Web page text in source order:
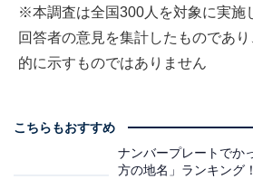
※本調査は全国300人を対象に実施
回答者の意見を集計したものであ
的に示すものではありません
こちらもおすすめ
ナンバープレートでか
方の地名」ランキング